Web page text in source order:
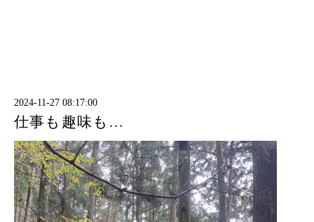
2024-11-27 08:17:00
仕事も趣味も…